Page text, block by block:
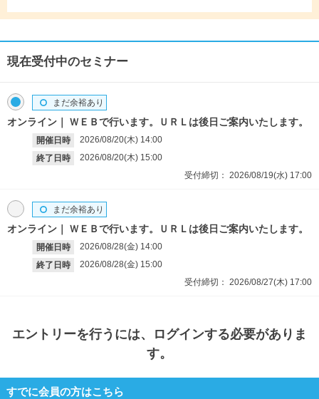
現在受付中のセミナー
オンライン ＷＥＢで行います。ＵＲＬは後日ご案内いたします。
開催日時 2026/08/20(木) 14:00
終了日時
2026/08/20(木) 15:00
まだ余裕あり
受付締切： 2026/08/19(水) 17:00
オンライン ＷＥＢで行います。ＵＲＬは後日ご案内いたします。
開催日時 2026/08/28(金) 14:00
終了日時
2026/08/28(金) 15:00
まだ余裕あり
受付締切： 2026/08/27(木) 17:00
エントリーを行うには、ログインする必要がありま
す。
すでに会員の方はこちら